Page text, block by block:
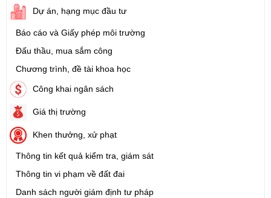
Dự án, hạng mục đầu tư
Báo cáo và Giấy phép môi trường
Đấu thầu, mua sắm công
Chương trình, đề tài khoa học
Công khai ngân sách
Giá thị trường
Khen thưởng, xử phạt
Thông tin kết quả kiểm tra, giám sát
Thông tin vi phạm về đất đai
Danh sách người giám định tư pháp